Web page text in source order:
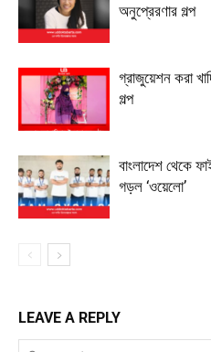
অনুপ্রেরণার গল্প
গ্রাজুয়েশন করা
গল্প
বাংলাদেশ থেকে
গড়ল ‘ওয়েলো’
LEAVE A REPLY